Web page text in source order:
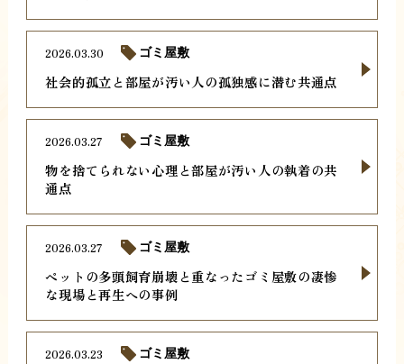
社会的孤立と部屋が汚い人の孤独感に潜む共通点
2026.03.30 ゴミ屋敷
物を捨てられない心理と部屋が汚い人の執着の共
通点
2026.03.27 ゴミ屋敷
ペットの多頭飼育崩壊と重なったゴミ屋敷の凄惨
な現場と再生への事例
2026.03.27 ゴミ屋敷
2026.03.23 ゴミ屋敷